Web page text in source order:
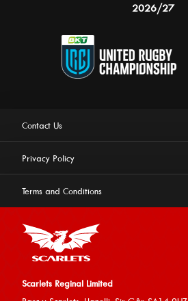
2026/27
Contact Us
Privacy Policy
Terms and Conditions
Scarlets Reginal Limited